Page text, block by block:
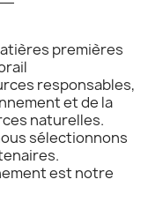
premières
responsables,
et de la
naturelles.
sélectionnons
est notre